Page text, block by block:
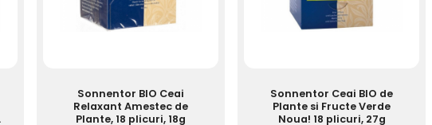
Sonnentor BIO Ceai
Relaxant Amestec de
Plante, 18 plicuri, 18g
Sonnentor Ceai BIO de
Plante si Fructe Verde
Noua! 18 plicuri, 27g